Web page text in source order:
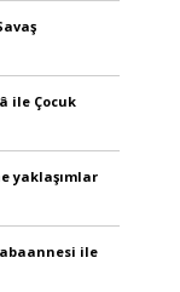
ile Çocuk
yaklaşımlar
ile